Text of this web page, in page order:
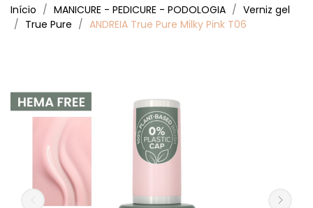
Início MANICURE - PEDICURE - PODOLOGIA
Verniz gel
True Pure
ANDREIA True Pure Milky Pink T06